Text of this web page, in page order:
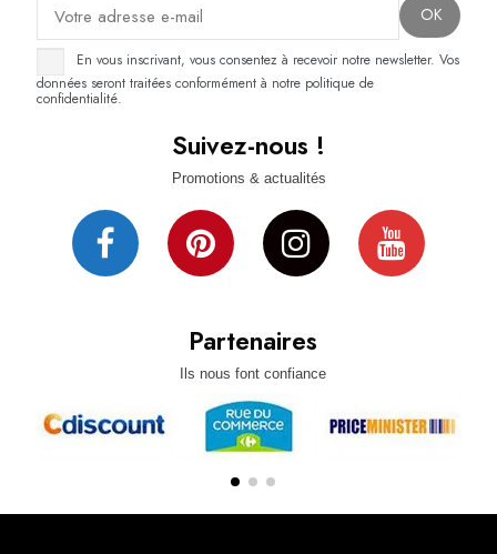
Partenaires
Ils nous font confiance
Suivez-nous !
Promotions & actualités
En vous inscrivant, vous consentez à recevoir notre newsletter. Vos
données seront traitées conformément à notre politique de
confidentialité.